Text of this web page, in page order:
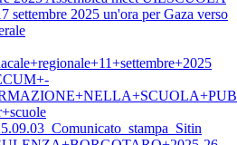
settembre 2025 un'ora per Gaza verso